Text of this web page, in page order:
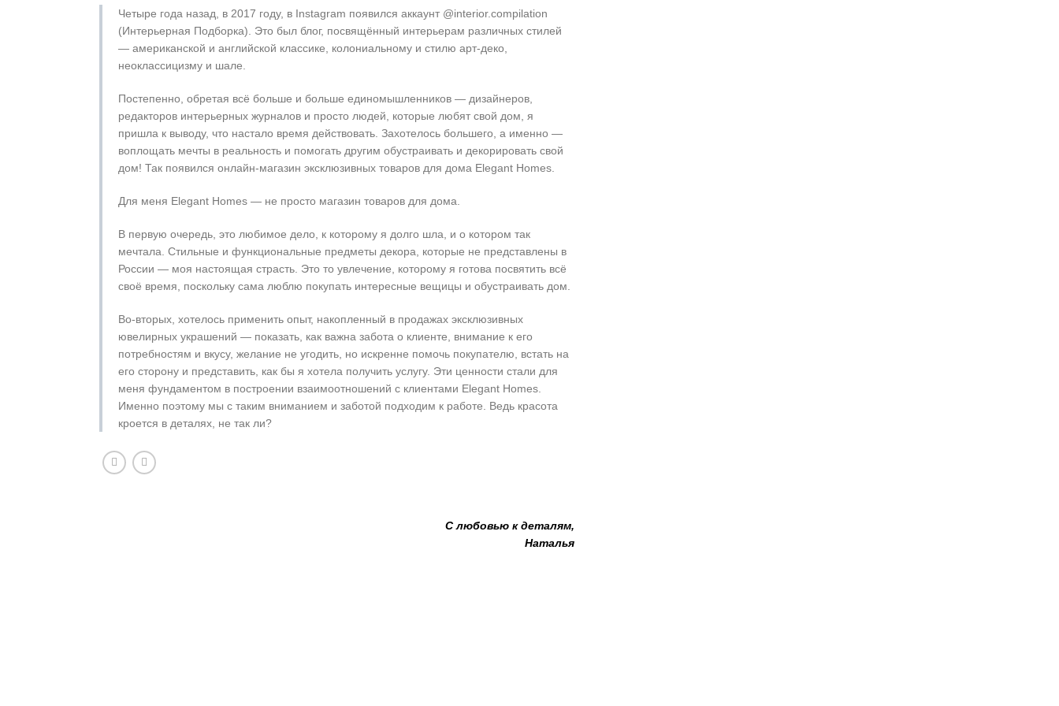
Четыре года назад, в 2017 году, в Instagram появился аккаунт @interior.compilation
(Интерьерная Подборка). Это был блог, посвящённый интерьерам различных стилей
— американской и английской классике, колониальному и стилю арт-деко,
неоклассицизму и шале.
Постепенно, обретая всё больше и больше единомышленников — дизайнеров,
редакторов интерьерных журналов и просто людей, которые любят свой дом, я
пришла к выводу, что настало время действовать. Захотелось большего, а именно —
воплощать мечты в реальность и помогать другим обустраивать и декорировать свой
дом! Так появился онлайн-магазин эксклюзивных товаров для дома Elegant Homes.
Для меня Elegant Homes — не просто магазин товаров для дома.
В первую очередь, это любимое дело, к которому я долго шла, и о котором так
мечтала. Стильные и функциональные предметы декора, которые не представлены в
России — моя настоящая страсть. Это то увлечение, которому я готова посвятить всё
своё время, поскольку сама люблю покупать интересные вещицы и обустраивать дом.
Во-вторых, хотелось применить опыт, накопленный в продажах эксклюзивных
ювелирных украшений — показать, как важна забота о клиенте, внимание к его
потребностям и вкусу, желание не угодить, но искренне помочь покупателю, встать на
его сторону и представить, как бы я хотела получить услугу. Эти ценности стали для
меня фундаментом в построении взаимоотношений с клиентами Elegant Homes.
Именно поэтому мы с таким вниманием и заботой подходим к работе. Ведь красота
кроется в деталях, не так ли?
С любовью к деталям,
Наталья